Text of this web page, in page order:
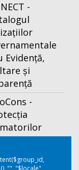
-
Evidență,
și
-
"", "$locale",